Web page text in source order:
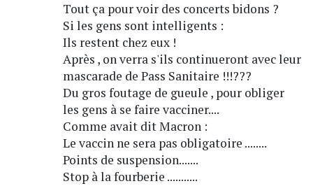
Tout ça pour voir des concerts bidons ?
Si les gens sont intelligents :
Ils restent chez eux !
Après , on verra s'ils continueront avec leur
mascarade de Pass Sanitaire !!!???
Du gros foutage de gueule , pour obliger
les gens à se faire vacciner....
Comme avait dit Macron :
Le vaccin ne sera pas obligatoire ........
Points de suspension.......
Stop à la fourberie ...........